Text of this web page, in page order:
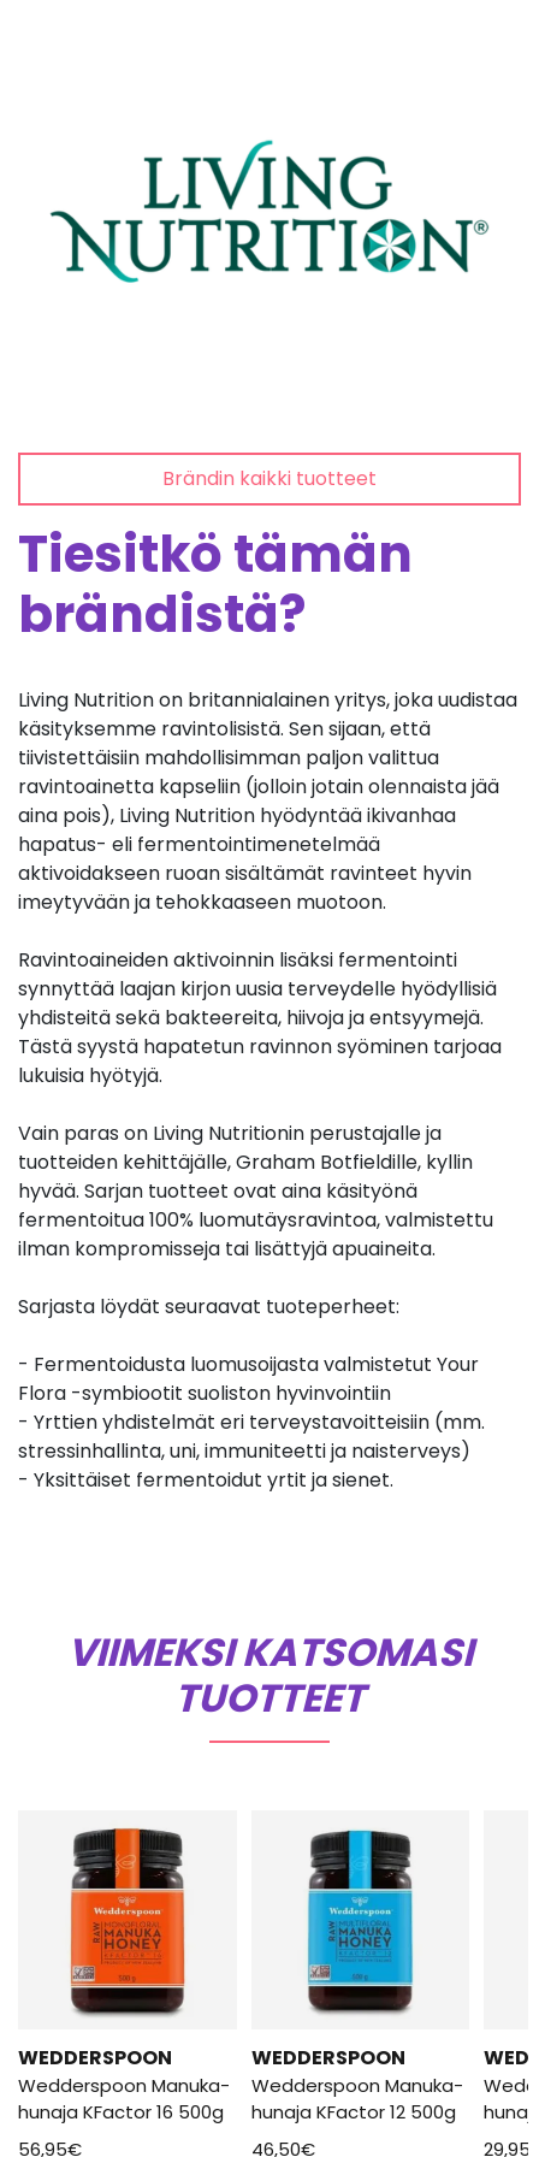
Brändin kaikki tuotteet
Tiesitkö tämän
brändistä?
Living Nutrition on britannialainen yritys, joka uudistaa
käsityksemme ravintolisistä. Sen sijaan, että
tiivistettäisiin mahdollisimman paljon valittua
ravintoainetta kapseliin (jolloin jotain olennaista jää
aina pois), Living Nutrition hyödyntää ikivanhaa
hapatus- eli fermentointimenetelmää
aktivoidakseen ruoan sisältämät ravinteet hyvin
imeytyvään ja tehokkaaseen muotoon.
Ravintoaineiden aktivoinnin lisäksi fermentointi
synnyttää laajan kirjon uusia terveydelle hyödyllisiä
yhdisteitä sekä bakteereita, hiivoja ja entsyymejä.
Tästä syystä hapatetun ravinnon syöminen tarjoaa
lukuisia hyötyjä.
Vain paras on Living Nutritionin perustajalle ja
tuotteiden kehittäjälle, Graham Botfieldille, kyllin
hyvää. Sarjan tuotteet ovat aina käsityönä
fermentoitua 100% luomutäysravintoa, valmistettu
ilman kompromisseja tai lisättyjä apuaineita.
Sarjasta löydät seuraavat tuoteperheet:
- Fermentoidusta luomusoijasta valmistetut Your
Flora -symbiootit suoliston hyvinvointiin
- Yrttien yhdistelmät eri terveystavoitteisiin (mm.
stressinhallinta, uni, immuniteetti ja naisterveys)
- Yksittäiset fermentoidut yrtit ja sienet.
VIIMEKSI KATSOMASI
TUOTTEET
WEDDERSPOON
Wedderspoon Manuka-
hunaja KFactor 16 500g
56,95€
WEDDERSPOON
Wedderspoon Manuka-
hunaja KFactor 12 500g
46,50€
29,95